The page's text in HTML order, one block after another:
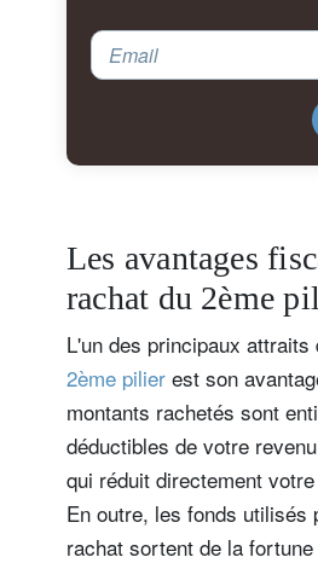
Email
Les avantages
rachat du 2ème
L'un des principaux attraits
2ème pilier est son
montants rachetés sont
déductibles de votre
qui réduit directement
En outre, les fonds utilisés
rachat sortent de la